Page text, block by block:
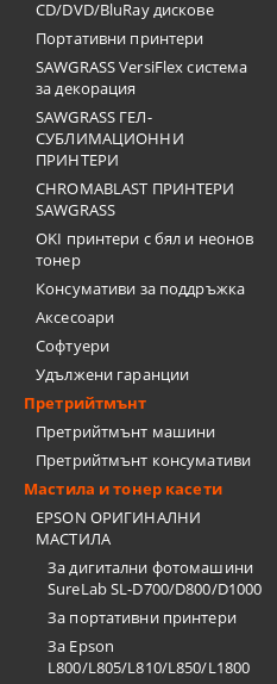
CD/DVD/BluRay дискове
Портативни принтери
SAWGRASS VersiFlex система
за декорация
SAWGRASS ГЕЛ-
СУБЛИМАЦИОННИ
ПРИНТЕРИ
CHROMABLAST ПРИНТЕРИ
SAWGRASS
OKI принтери с бял и неонов
тонер
Консумативи за поддръжка
Аксесоари
Софтуери
Удължени гаранции
Претрийтмънт
Претрийтмънт машини
Претрийтмънт консумативи
Мастила и тонер касети
EPSON ОРИГИНАЛНИ
МАСТИЛА
За дигитални фотомашини
SureLab SL-D700/D800/D1000
За портативни принтери
За Epson
L800/L805/L810/L850/L1800